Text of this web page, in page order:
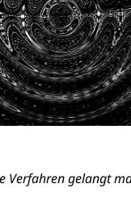
Verfahren gelangt